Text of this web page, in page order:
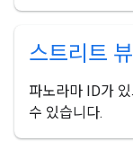
스트리트
파노라마 ID가
수 있습니다.